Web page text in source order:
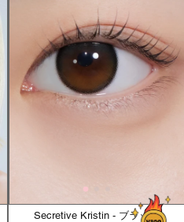
Secretive Kristin - ブラック